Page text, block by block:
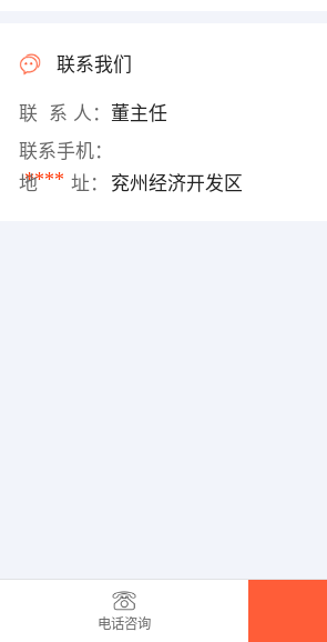
联系我们
联 系 人： 董主任
联系手机：
****
地 址： 兖州经济开发区
电话咨询